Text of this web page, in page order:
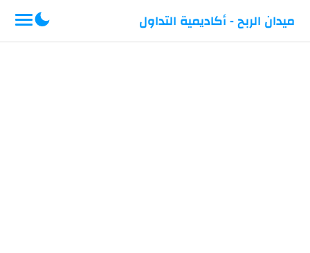
ميدان الربح - أكاديمية التداول